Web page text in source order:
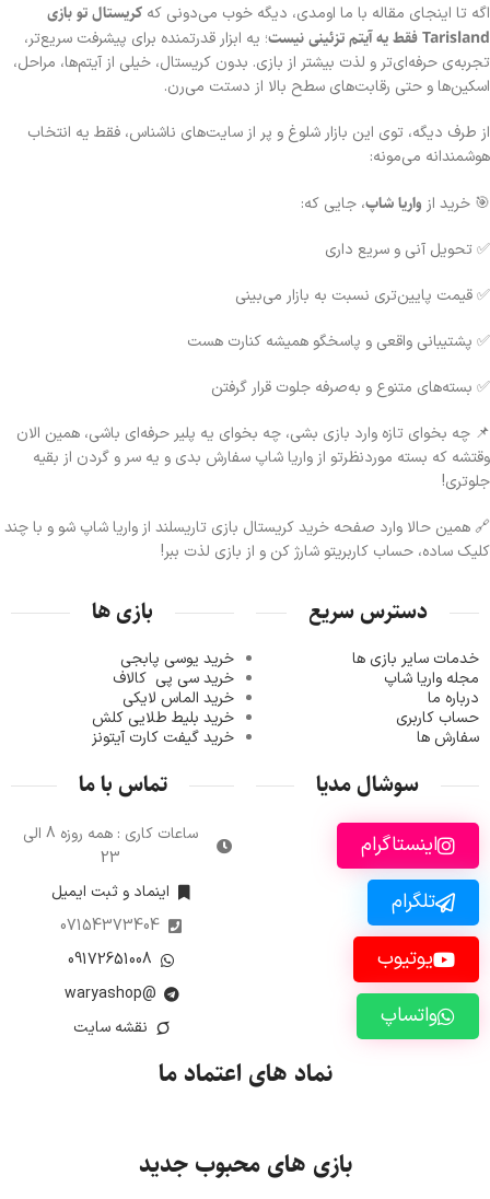
اگه تا اینجای مقاله با ما اومدی، دیگه خوب می‌دونی که کریستال تو بازی
Tarisland فقط یه آیتم تزئینی نیست
؛ یه ابزار قدرتمنده برای پیشرفت سریع‌تر،
تجربه‌ی حرفه‌ای‌تر و لذت بیشتر از بازی. بدون کریستال، خیلی از آیتم‌ها، مراحل،
اسکین‌ها و حتی رقابت‌های سطح بالا از دستت می‌رن.
از طرف دیگه، توی این بازار شلوغ و پر از سایت‌های ناشناس، فقط یه انتخاب
هوشمندانه می‌مونه:
🎯 خرید از واریا شاپ، جایی که:
✅ تحویل آنی و سریع داری
✅ قیمت‌ پایین‌تری نسبت به بازار می‌بینی
✅ پشتیبانی واقعی و پاسخگو همیشه کنارت هست
✅ بسته‌های متنوع و به‌صرفه جلوت قرار گرفتن
📌 چه بخوای تازه وارد بازی بشی، چه بخوای یه پلیر حرفه‌ای باشی، همین الان
وقتشه که بسته موردنظرتو از واریا شاپ سفارش بدی و یه سر و گردن از بقیه
جلوتری!
🔗 همین حالا وارد صفحه خرید کریستال بازی تاریسلند از واریا شاپ شو و با چند
کلیک ساده، حساب کاربریتو شارژ کن و از بازی لذت ببر!
دسترس سریع
خدمات سایر بازی ها
مجله واریا شاپ
درباره ما
حساب کاربری
سفارش ها
بازی ها
خرید یوسی پابجی
خرید سی پی کالاف
خرید الماس لایکی
خرید بلیط طلایی کلش
خرید گیفت کارت آیتونز
سوشال مدیا
اینستاگرام
تلگرام
یوتیوب
واتساپ
تماس با ما
ساعات کاری : همه روزه 8 الی
23
اینماد و ثبت ایمیل
07154373404
09172651008
@waryashop
نقشه سایت
نماد های اعتماد ما
بازی های محبوب جدید